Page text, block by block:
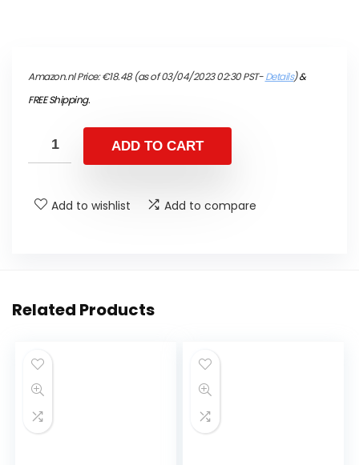
Amazon.nl Price:€18.48(as of 03/04/2023 02:30 PST-Details)&
FREE Shipping.
ADD TO CART
Add to wishlist Add to compare
Related Products